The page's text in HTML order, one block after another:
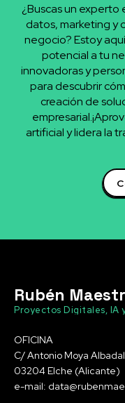
¿Buscas un experto
datos, marketing y
negocio? Estoy
potencial a tu
innovadoras y
para descubrir
creación de
artificial y lidera la
Rubén
Proyectos Digitales, IA
OFICINA
C/ Antonio Moya
03204 Elche (Alicante)
e-mail: